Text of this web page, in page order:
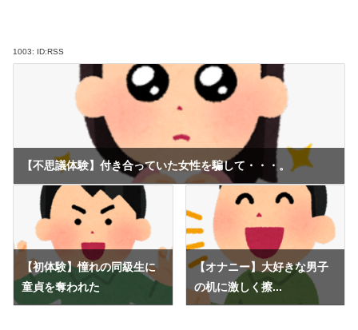
1003: ID:RSS
【不思議体験】付き合っていた女性を騙して・・・。
【初体験】憧れの同級生に
童貞を奪われた
【オナニー】大好きな男子
の机に激しく擦...